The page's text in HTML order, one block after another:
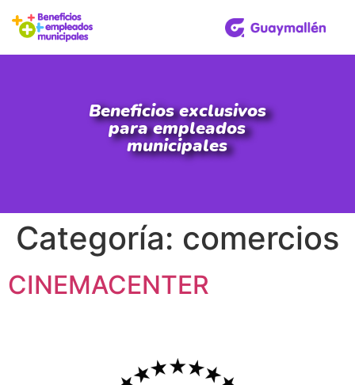
Beneficios exclusivos
para empleados
municipales
Categoría: comercios
CINEMACENTER